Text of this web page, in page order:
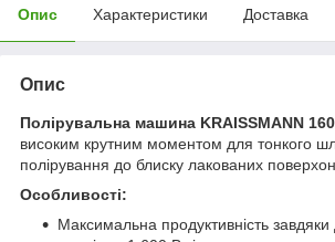
Опис Характеристики Доставка
Опис
Полірувальна машина KRAISSMANN
високим крутним моментом для тонкого
полірування до блиску лакованих
Особливості:
Максимальна продуктивність завдяки